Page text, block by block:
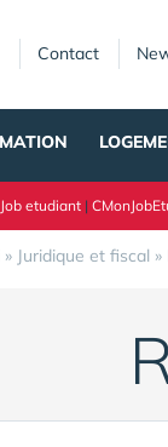
Contact
Job etudiant |
» Juridique et fiscal »